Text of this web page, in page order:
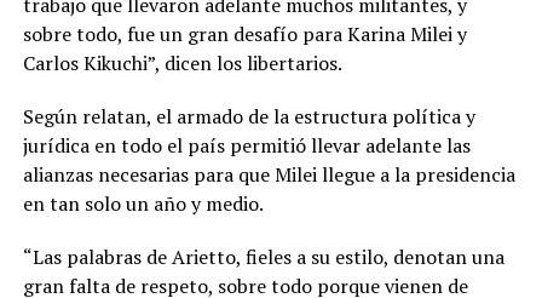
sobre todo, fue un gran desafío para Karina Milei y
Carlos Kikuchi”, dicen los libertarios.
Según relatan, el armado de la estructura política y
jurídica en todo el país permitió llevar adelante las
alianzas necesarias para que Milei llegue a la presidencia
en tan solo un año y medio.
“Las palabras de Arietto, fieles a su estilo, denotan una
gran falta de respeto, sobre todo porque vienen de